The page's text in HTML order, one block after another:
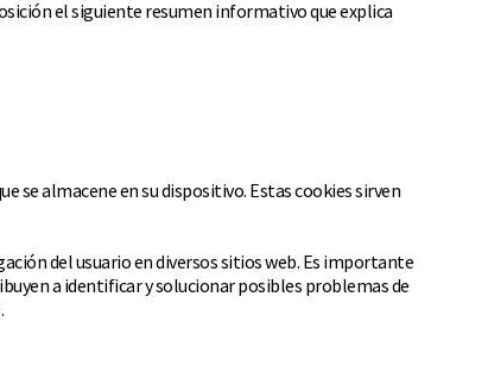
el siguiente resumen informativo que explica
se almacene en su dispositivo. Estas cookies sirven
del usuario en diversos sitios web. Es importante
a identificar y solucionar posibles problemas de